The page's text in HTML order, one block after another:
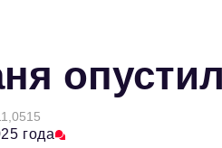
года